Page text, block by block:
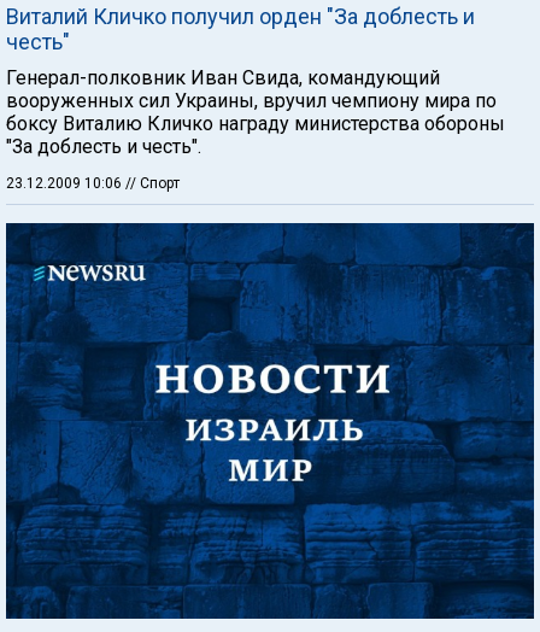
Виталий Кличко получил орден "За доблесть и
честь"
Генерал-полковник Иван Свида, командующий
вооруженных сил Украины, вручил чемпиону мира по
боксу Виталию Кличко награду министерства обороны
"За доблесть и честь".
23.12.2009 10:06 // Спорт